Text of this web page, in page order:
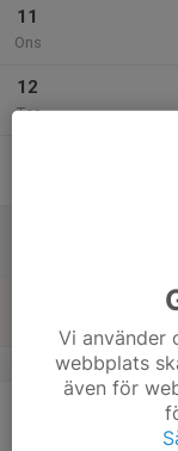
11
Ons
12
Tor
Vi använder
webbplats
även för